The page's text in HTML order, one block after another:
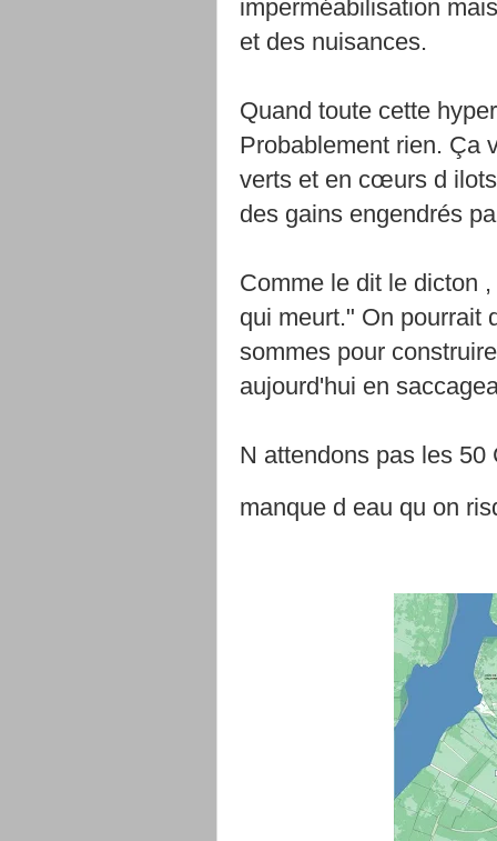
imperméabilisation
et des nuisances.
Quand toute cette
Probablement rien. Ça
verts et en cœurs d
des gains engendrés
Comme le dit le dicton
qui meurt." On pourrait
sommes pour
aujourd'hui en
N attendons pas les 50
manque d eau qu on